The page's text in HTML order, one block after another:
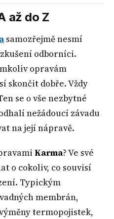
až do Z
samozřejmě nesmí
odborníci.
opravám
skončit dobře. Vždy
se o vše nezbytné
nežádoucí závadu
na její nápravě.
Karma? Ve své
o cokoliv, co souvisí
Typickým
membrán,
termopojistek,